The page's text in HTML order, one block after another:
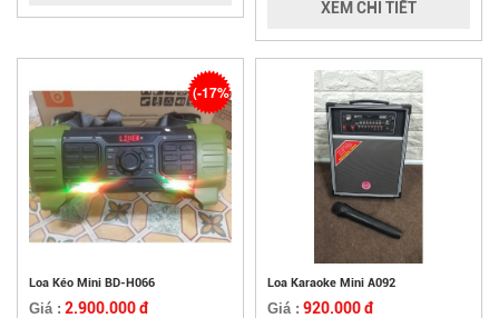
XEM CHI TIẾT
Loa Kéo Mini BD-H066
Giá : 2.900.000 đ
(-17%)
Loa Karaoke Mini A092
Giá : 920.000 đ